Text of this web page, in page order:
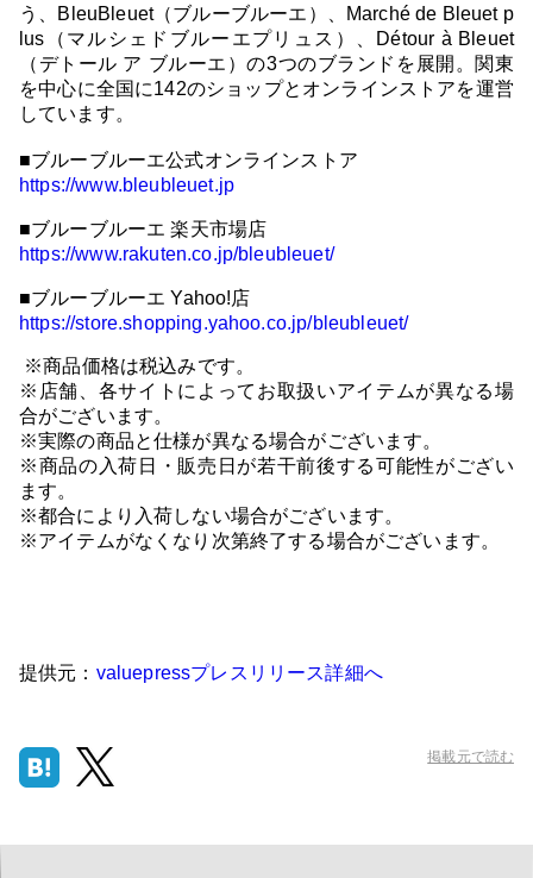
う、BleuBleuet（ブルーブルーエ）、Marché de Bleuet p
lus（マルシェドブルーエプリュス）、Détour à Bleuet
（デトール ア ブルーエ）の3つのブランドを展開。関東
を中心に全国に142のショップとオンラインストアを運営
しています。
■ブルーブルーエ公式オンラインストア
https://www.bleubleuet.jp
■ブルーブルーエ 楽天市場店
https://www.rakuten.co.jp/bleubleuet/
■ブルーブルーエ Yahoo!店
https://store.shopping.yahoo.co.jp/bleubleuet/
※商品価格は税込みです。
※店舗、各サイトによってお取扱いアイテムが異なる場
合がございます。
※実際の商品と仕様が異なる場合がございます。
※商品の入荷日・販売日が若干前後する可能性がござい
ます。
※都合により入荷しない場合がございます。
※アイテムがなくなり次第終了する場合がございます。
提供元： valuepressプレスリリース詳細へ
掲載元で読む